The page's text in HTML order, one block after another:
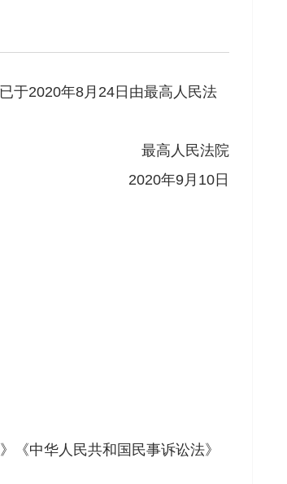
于2020年8月24日由最高人民法
最高人民法院
2020年9月10日
中华人民共和国民事诉讼法》